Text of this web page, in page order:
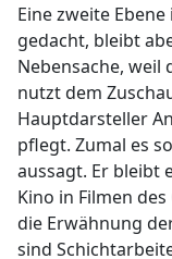
Eine zweite
gedacht, bleibt
Nebensache, weil
nutzt dem
Hauptdarsteller
pflegt. Zumal es
aussagt. Er bleibt
Kino in Filmen
die Erwähnung
sind